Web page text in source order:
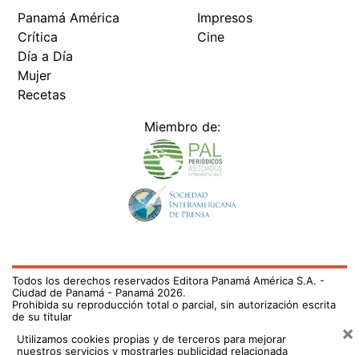
Panamá América
Crítica
Día a Día
Mujer
Recetas
Impresos
Cine
Miembro de:
Todos los derechos reservados Editora Panamá América S.A. -
Ciudad de Panamá - Panamá 2026.
Prohibida su reproducción total o parcial, sin autorización escrita
de su titular
Utilizamos cookies propias y de terceros para mejorar
nuestros servicios y mostrarles publicidad relacionada
×